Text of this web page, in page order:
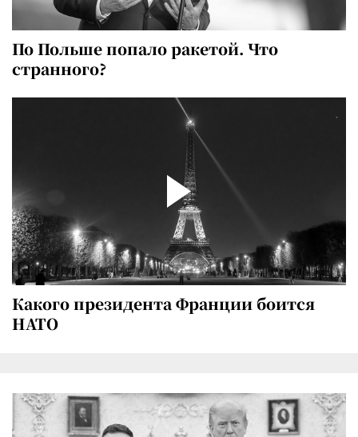
По Польше попало ракетой. Что
странного?
Какого президента Франции боится
НАТО